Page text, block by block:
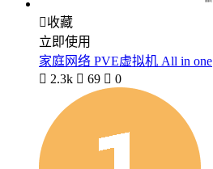
收藏
立即使用
家庭网络 PVE虚拟机 All in one
 2.3k  69  0